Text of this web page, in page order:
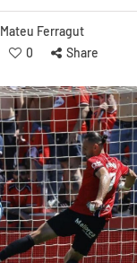
Mateu Ferragut
0 Share